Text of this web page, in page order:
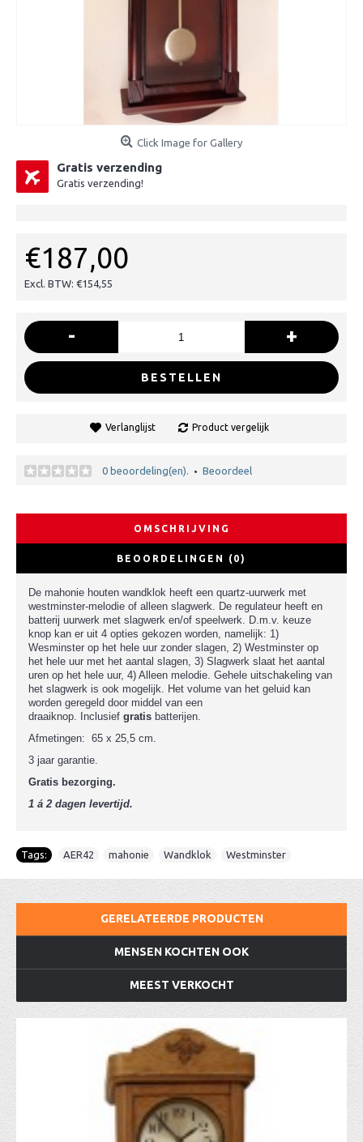
Click Image for Gallery
Gratis verzending
Gratis verzending!
€187,00
Excl. BTW: €154,55
- +
BESTELLEN
Verlanglijst Product vergelijk
0 beoordeling(en). • Beoordeel
OMSCHRIJVING
BEOORDELINGEN (0)
De mahonie houten wandklok heeft een quartz-uurwerk met
westminster-melodie of alleen slagwerk. De regulateur heeft en
batterij uurwerk met slagwerk en/of speelwerk. D.m.v. keuze
knop kan er uit 4 opties gekozen worden, namelijk: 1)
Wesminster op het hele uur zonder slagen, 2) Westminster op
het hele uur met het aantal slagen, 3) Slagwerk slaat het aantal
uren op het hele uur, 4) Alleen melodie. Gehele uitschakeling van
het slagwerk is ook mogelijk. Het volume van het geluid kan
worden geregeld door middel van een
draaiknop.
Inclusief gratis batterijen.
Afmetingen: 65 x 25,5 cm.
3 jaar garantie.
Gratis bezorging.
1 á 2 dagen levertijd.
Tags: AER42 mahonie Wandklok Westminster
GERELATEERDE PRODUCTEN
MENSEN KOCHTEN OOK
MEEST VERKOCHT